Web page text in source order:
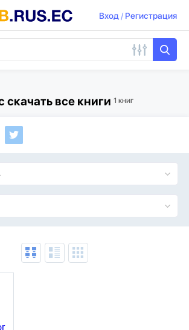
Вход/ Регистрация
все книги 1 книг